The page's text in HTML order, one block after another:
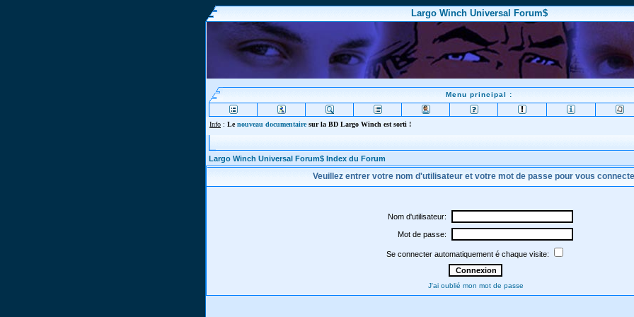
Largo Winch Universal Forum$
Menu principal :
Info : Lenouveau documentairesur la BD Largo Winch est sorti !
Largo Winch Universal Forum$ Index du Forum
Veuillez entrer votre nom d'utilisateur et votre mot de passe pour vous
Nom d'utilisateur:
Mot de passe:
Se connecter automatiquement é chaque visite:
J'ai oublié mon mot de passe